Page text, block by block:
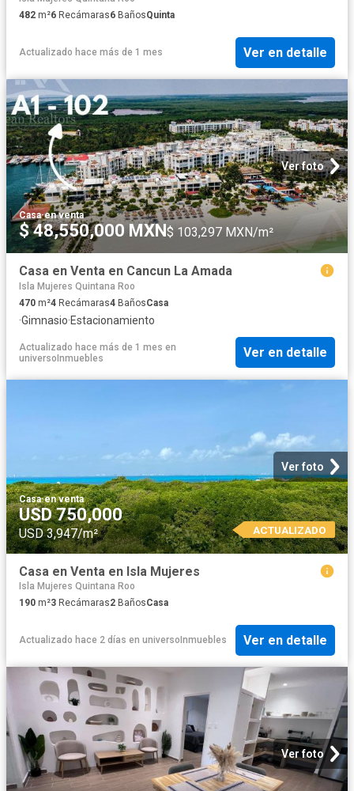
482 m²6 Recámaras6 BañosQuinta
Actualizado hace más de 1 mes Ver en detalle
Ver foto
Casa·en venta
$ 48,550,000 MXN$ 103,297 MXN/m²
Casa en Venta en Cancun La Amada
Isla Mujeres Quintana Roo
470 m²4 Recámaras4 BañosCasa
·Gimnasio·Estacionamiento
Actualizado hace más de 1 mes en
universoInmuebles
Ver en detalle
Ver foto
Casa·en venta
USD 750,000
USD 3,947/m² ACTUALIZADO
Casa en Venta en Isla Mujeres
Isla Mujeres Quintana Roo
190 m²3 Recámaras2 BañosCasa
Actualizado hace 2 días en universoInmuebles Ver en detalle
Ver foto